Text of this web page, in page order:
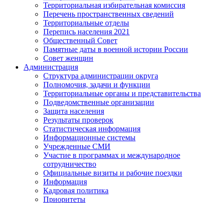
Территориальная избирательная комиссия
Перечень пространственных сведений
Территориальные отделы
Перепись населения 2021
Общественный Совет
Памятные даты в военной истории России
Совет женщин
Администрация
Структура администрации округа
Полномочия, задачи и функции
Территориальные органы и представительства
Подведомственные организации
Защита населения
Результаты проверок
Статистическая информация
Информационные системы
Учрежденные СМИ
Участие в программах и международное
сотрудничество
Официальные визиты и рабочие поездки
Информация
Кадровая политика
Приоритеты